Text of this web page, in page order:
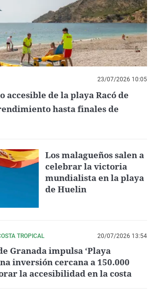
23/07/2026 10:05
accesible de la playa Racó de
hasta finales de
Los malagueños salen a
celebrar la victoria
mundialista en la playa
de Huelin
TROPICAL 20/07/2026 13:54
Granada impulsa ‘Playa
inversión cercana a 150.000
la accesibilidad en la costa